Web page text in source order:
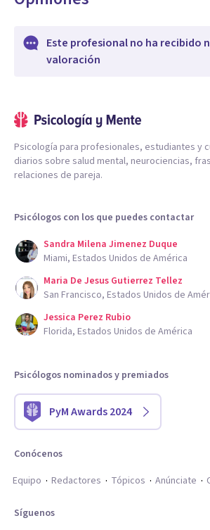
Este profesional no ha recibido
valoración
Psicología para profesionales, estudiantes y
diarios sobre salud mental, neurociencias,
relaciones de pareja.
Psicólogos con los que puedes contactar
Sandra Milena Jimenez Duque
Miami, Estados Unidos de América
Maria De Jesus Gutierrez Tellez
San Francisco, Estados Unidos de
Jessica Perez Rubio
Florida, Estados Unidos de América
Psicólogos nominados y premiados
PyM Awards 2024
Conócenos
Equipo
Redactores Tópicos Anúnciate
Síguenos